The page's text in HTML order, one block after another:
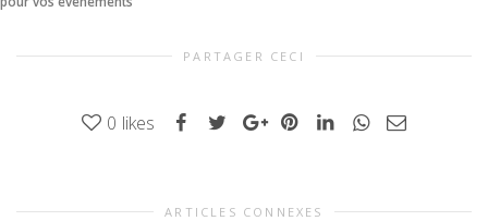
PARTAGER CECI
0 likes
ARTICLES CONNEXES